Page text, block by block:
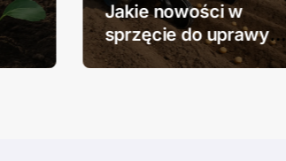
Jakie nowości w
sprzęcie do uprawy
ziemniaków